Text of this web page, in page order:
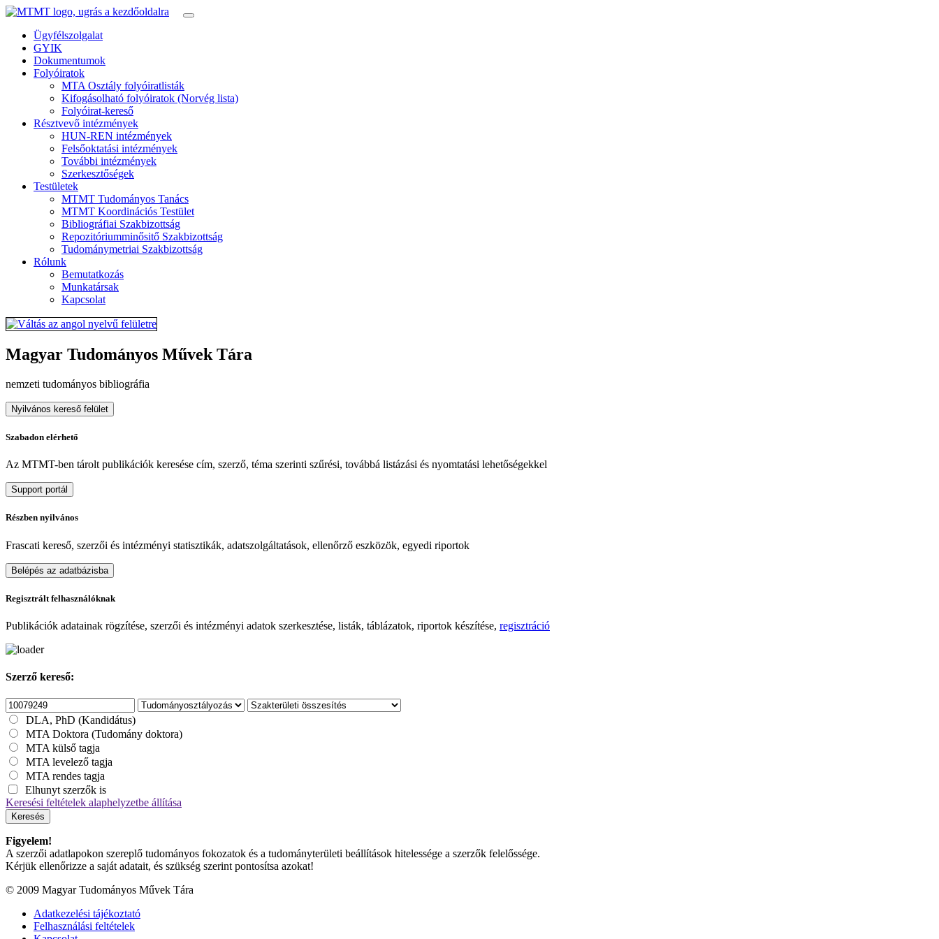
Ügyfélszolgalat
GYIK
Dokumentumok
Folyóiratok
MTA Osztály folyóiratlisták
Kifogásolható folyóiratok (Norvég lista)
Folyóirat-kereső
Résztvevő intézmények
HUN-REN intézmények
Felsőoktatási intézmények
További intézmények
Szerkesztőségek
Testületek
MTMT Tudományos Tanács
MTMT Koordinációs Testület
Bibliográfiai Szakbizottság
Repozitóriumminősitő Szakbizottság
Tudománymetriai Szakbizottság
Rólunk
Bemutatkozás
Munkatársak
Kapcsolat
Magyar Tudományos Művek Tára
nemzeti tudományos bibliográfia
Nyilvános kereső felület
Szabadon elérhető
Az MTMT-ben tárolt publikációk keresése cím, szerző, téma szerinti szűrési, továbbá listázási és nyomtatási lehetőségekkel
Support portál
Részben nyilvános
Frascati kereső, szerzői és intézményi statisztikák, adatszolgáltatások, ellenőrző eszközök, egyedi riportok
Belépés az adatbázisba
Regisztrált felhasználóknak
Publikációk adatainak rögzítése, szerzői és intézményi adatok szerkesztése, listák, táblázatok, riportok készítése, regisztráció
Szerző kereső:
DLA, PhD (Kandidátus)
MTA Doktora (Tudomány doktora)
MTA külső tagja
MTA levelező tagja
MTA rendes tagja
Elhunyt szerzők is
Keresési feltételek alaphelyzetbe állítása
Keresés
Figyelem!
A szerzői adatlapokon szereplő tudományos fokozatok és a tudományterületi beállítások hitelessége a szerzők felelőssége.
Kérjük ellenőrizze a saját adatait, és szükség szerint pontosítsa azokat!
© 2009 Magyar Tudományos Művek Tára
Adatkezelési tájékoztató
Felhasználási feltételek